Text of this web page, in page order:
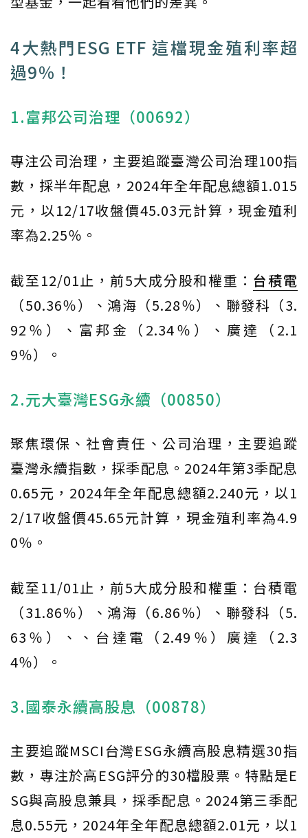
4大熱門ESG ETF 這檔現金殖利率超
過9％！
1.富邦公司治理（00692）
專注公司治理，主要追蹤臺灣公司治理100指
數，採半年配息，2024年全年配息總額1.015
元，以12/17收盤價45.03元計算，現金殖利
率為2.25％。
截至12/01止，前5大成分股和權重： 台積電
（50.36％）、鴻海（5.28％）、聯發科（3.
92％）、富邦金（2.34％）、廣達（2.1
9％）。
2.元大臺灣ESG永續（00850）
聚焦環保、社會責任、公司治理，主要追蹤
臺灣永續指數，採季配息。2024年第3季配息
0.65元，2024年全年配息總額2.240元，以1
2/17收盤價45.65元計算，現金殖利率為4.9
0％。
截至11/01止，前5大成分股和權重：台積電
（31.86％）、鴻海（6.86％）、聯發科（5.
63％）、、台達電（2.49％）廣達（2.3
4％）。
3.國泰永續高股息（00878）
主要追蹤MSCI台灣ESG永續高股息精選30指
數，專注於高ESG評分的30檔股票。特點是E
SG與高股息兼具，採季配息。2024第三季配
息0.55元，2024年全年配息總額2.01元，以1